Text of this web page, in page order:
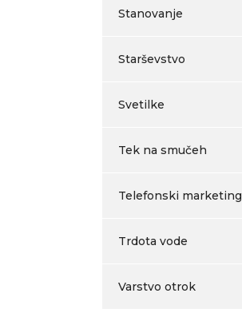
Stanovanje
Starševstvo
Svetilke
Tek na smučeh
Telefonski marketing
Trdota vode
Varstvo otrok